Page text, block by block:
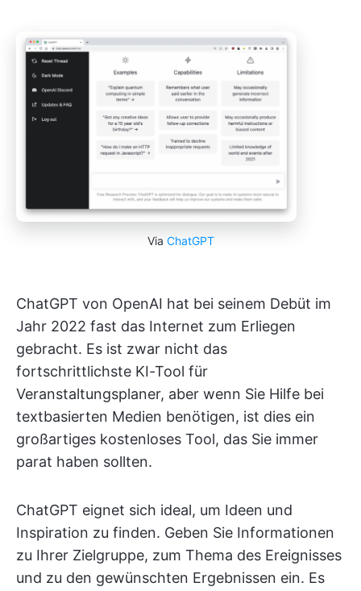
Via ChatGPT
ChatGPT von OpenAI hat bei seinem Debüt im
Jahr 2022 fast das Internet zum Erliegen
gebracht. Es ist zwar nicht das
fortschrittlichste KI-Tool für
Veranstaltungsplaner, aber wenn Sie Hilfe bei
textbasierten Medien benötigen, ist dies ein
großartiges kostenloses Tool, das Sie immer
parat haben sollten.
ChatGPT eignet sich ideal, um Ideen und
Inspiration zu finden. Geben Sie Informationen
zu Ihrer Zielgruppe, zum Thema des Ereignisses
und zu den gewünschten Ergebnissen ein. Es